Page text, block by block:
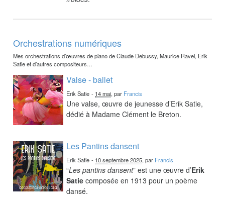
Orchestrations numériques
Mes orchestrations d’œuvres de piano de Claude Debussy, Maurice Ravel, Erik
Satie et d’autres compositeurs…
Valse - ballet
Erik Satie - 14 mai, par Francis
Une valse, œuvre de jeunesse d’Erik Satie,
dédié à Madame Clément le Breton.
Les Pantins dansent
Erik Satie - 10 septembre 2025, par Francis
“Les pantins dansent” est une œuvre d’Erik
Satie composée en 1913 pour un poème
dansé.